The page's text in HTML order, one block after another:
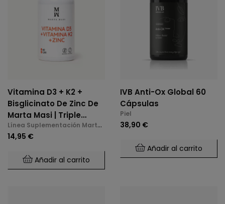
Vitamina D3 + K2 +
Bisglicinato De Zinc De
Marta Masi | Triple
Acción: Huesos,
Inmunidad Y Bienestar
Línea Suplementación Marta
Masi
14,95 €
Añadir al carrito
IVB Anti-Ox Global 60
Cápsulas
Piel
38,90 €
Añadir al carrito